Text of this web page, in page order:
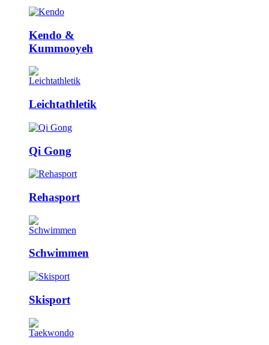
Kendo &
Kummooyeh
Leicht­athletik
Qi Gong
Rehasport
Schwimmen
Skisport